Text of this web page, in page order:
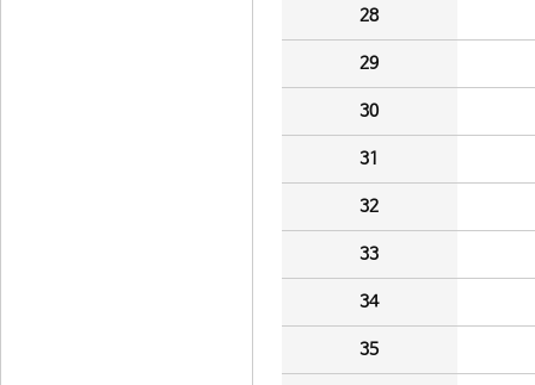
28
29
30
31
32
33
34
35